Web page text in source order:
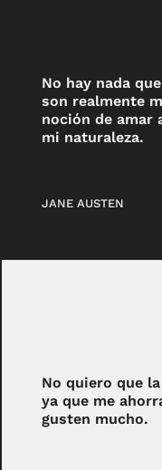
No hay nada
son realmente
noción de amar
mi naturaleza.
JANE AUSTEN
No quiero que
ya que me
gusten mucho.